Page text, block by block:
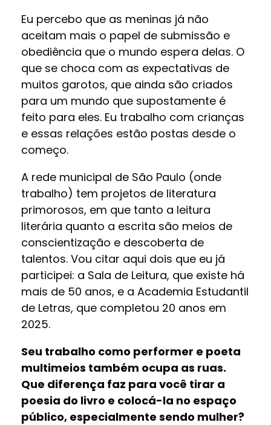
Eu percebo que as meninas já não
aceitam mais o papel de submissão e
obediência que o mundo espera delas. O
que se choca com as expectativas de
muitos garotos, que ainda são criados
para um mundo que supostamente é
feito para eles. Eu trabalho com crianças
e essas relações estão postas desde o
começo.
A rede municipal de São Paulo (onde
trabalho) tem projetos de literatura
primorosos, em que tanto a leitura
literária quanto a escrita são meios de
conscientização e descoberta de
talentos. Vou citar aqui dois que eu já
participei: a Sala de Leitura, que existe há
mais de 50 anos, e a Academia Estudantil
de Letras, que completou 20 anos em
2025.
Seu trabalho como performer e poeta
multimeios também ocupa as ruas.
Que diferença faz para você tirar a
poesia do livro e colocá-la no espaço
público, especialmente sendo mulher?